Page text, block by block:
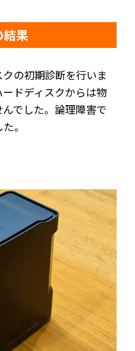
結果
の初期診断を行いま
ドディスクからは物
でした。論理障害で
。